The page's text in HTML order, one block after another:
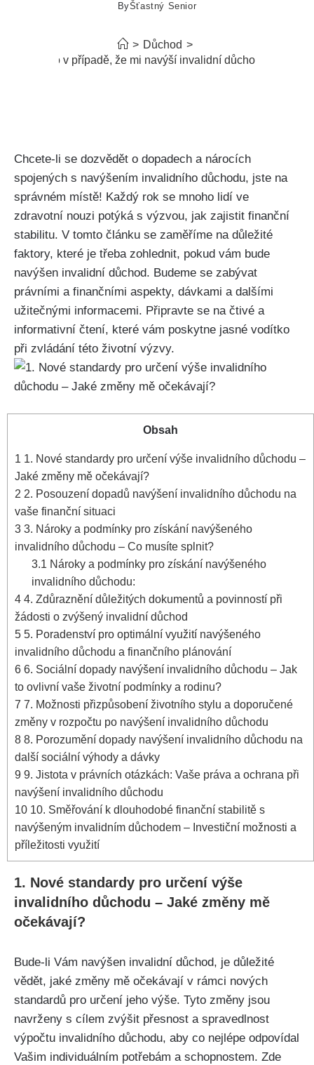
ByŠťastný Senior
> Důchod >
v případě, že mi navýší invalidní důchod –
Chcete-li se dozvědět o dopadech a nárocích
spojených s navýšením invalidního důchodu, jste na
správném místě! Každý rok se mnoho lidí ve
zdravotní nouzi potýká s výzvou, jak zajistit finanční
stabilitu. V tomto článku se zaměříme na důležité
faktory, které je třeba zohlednit, pokud vám bude
navýšen invalidní důchod. Budeme se zabývat
právními a finančními aspekty, dávkami a dalšími
užitečnými informacemi. Připravte se na čtivé a
informativní čtení, které vám poskytne jasné vodítko
při zvládání této životní výzvy.
Obsah
1 1. Nové standardy pro určení výše invalidního důchodu –
Jaké změny mě očekávají?
2 2. Posouzení dopadů navýšení invalidního důchodu na
vaše finanční situaci
3 3. Nároky a podmínky pro získání navýšeného
invalidního důchodu – Co musíte splnit?
3.1 Nároky a podmínky pro získání navýšeného
invalidního důchodu:
4 4. Zdůraznění důležitých dokumentů a povinností při
žádosti o zvýšený invalidní důchod
5 5. Poradenství pro optimální využití navýšeného
invalidního důchodu a finančního plánování
6 6. Sociální dopady navýšení invalidního důchodu – Jak
to ovlivní vaše životní podmínky a rodinu?
7 7. Možnosti přizpůsobení životního stylu a doporučené
změny v rozpočtu po navýšení invalidního důchodu
8 8. Porozumění dopady navýšení invalidního důchodu na
další sociální výhody a dávky
9 9. Jistota v právních otázkách: Vaše práva a ochrana při
navýšení invalidního důchodu
10 10. Směřování k dlouhodobé finanční stabilitě s
navýšeným invalidním důchodem – Investiční možnosti a
příležitosti využití
1. Nové standardy pro určení výše
invalidního důchodu – Jaké změny mě
očekávají?
Bude-li Vám navýšen invalidní důchod, je důležité
vědět, jaké změny mě očekávají v rámci nových
standardů pro určení jeho výše. Tyto změny jsou
navrženy s cílem zvýšit přesnost a spravedlnost
výpočtu invalidního důchodu, aby co nejlépe odpovídal
Vašim individuálním potřebám a schopnostem. Zde